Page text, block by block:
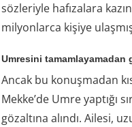
sözleriyle hafızalara
milyonlarca kişiye
Umresini tamamlayamadan
Ancak bu konuşmadan
Mekke’de Umre yaptığı
gözaltına alındı. Ailesi,